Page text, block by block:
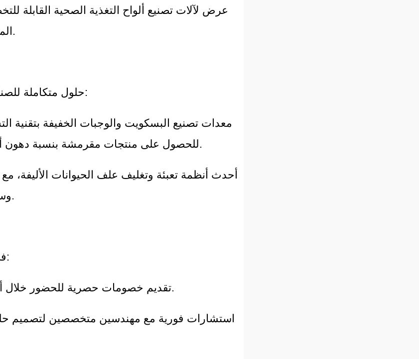
المتطلبات الغذائية.
2. حلول متكاملة للصناعات الناشئة:
(Extrusion) للحصول على منتجات مقرمشة بنسبة دهون أقل.
وسرعة إنتاج عالية.
3. فرص للشراكة:
- تقديم خصومات حصرية للحضور خلال أيام المعرض.